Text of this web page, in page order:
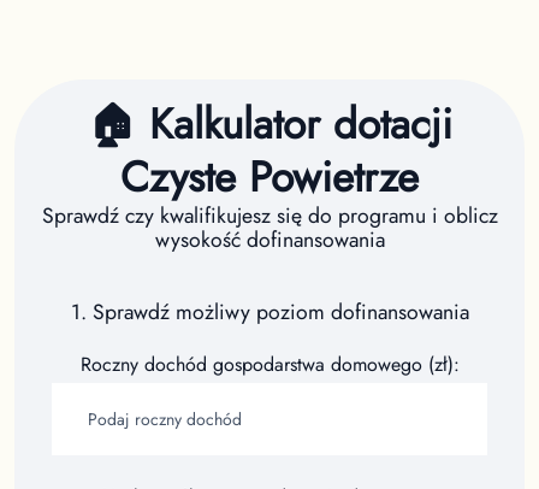
🏠 Kalkulator dotacji
Czyste Powietrze
Sprawdź czy kwalifikujesz się do programu i oblicz
wysokość dofinansowania
1. Sprawdź możliwy poziom dofinansowania
Roczny dochód gospodarstwa domowego (zł):